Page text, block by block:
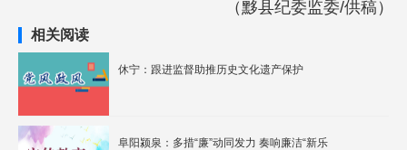
（黟县纪委监委/供稿）
相关阅读
休宁：跟进监督助推历史文化遗产保护
阜阳颍泉：多措“廉”动同发力 奏响廉洁“新乐